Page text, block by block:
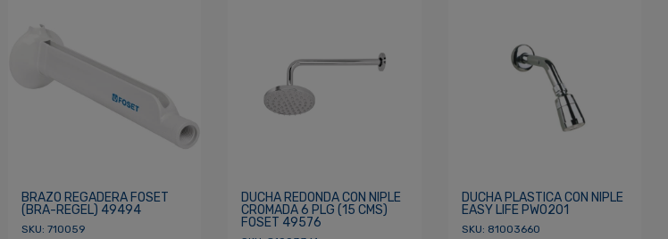
BRAZO REGADERA FOSET
(BRA-REGEL) 49494
SKU: 710059
DUCHA REDONDA CON NIPLE
CROMADA 6 PLG (15 CMS)
FOSET 49576
DUCHA PLASTICA CON NIPLE
EASY LIFE PW0201
SKU: 81003660